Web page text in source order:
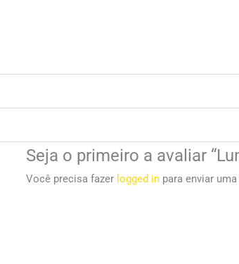
Seja o primeiro a avaliar
Você precisa fazer logged in para enviar